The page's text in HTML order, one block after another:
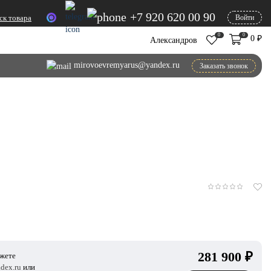
товара +7 920 620 00 90 Войти
Александров
0 0 0 ₽
mirovoevremyarus@yandex.ru Заказать звонок
или
281 900 ₽